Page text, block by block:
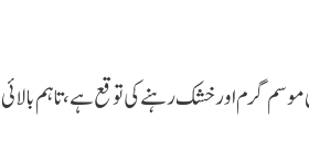
موسم گرم اور خشک رہنے کی توقع ہے، تاہم